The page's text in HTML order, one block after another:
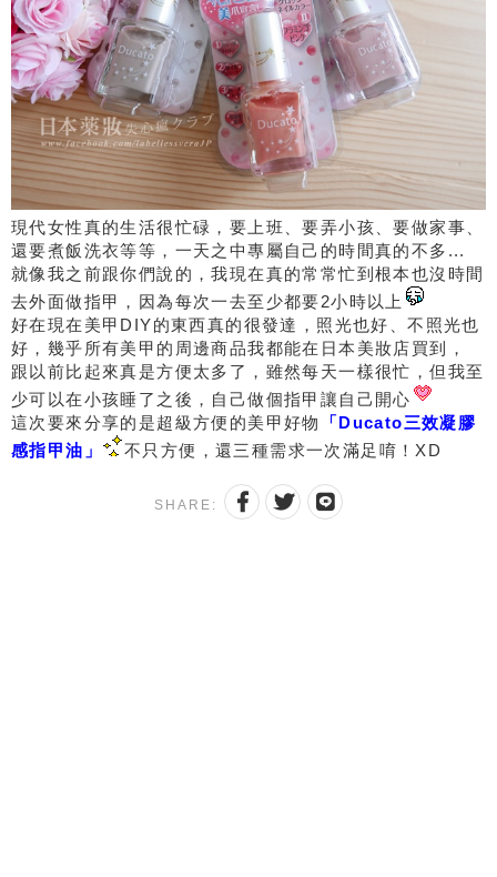
現代女性真的生活很忙碌，要上班、要弄小孩、要做家事、
還要煮飯洗衣等等，一天之中專屬自己的時間真的不多...
就像我之前跟你們說的，我現在真的常常忙到根本也沒時間
去外面做指甲，因為每次一去至少都要2小時以上
好在現在美甲DIY的東西真的很發達，照光也好、不照光也
好，幾乎所有美甲的周邊商品我都能在日本美妝店買到，
跟以前比起來真是方便太多了，雖然每天一樣很忙，但我至
少可以在小孩睡了之後，自己做個指甲讓自己開心
這次要來分享的是超級方便的美甲好物
「Ducato三效凝膠
感指甲油」
不只方便，還三種需求一次滿足唷！XD
SHARE: